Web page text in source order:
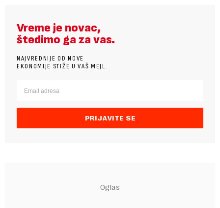
Vreme je novac,
štedimo ga za vas.
NAJVREDNIJE OD NOVE
EKONOMIJE STIŽE U VAŠ MEJL.
PRIJAVITE SE